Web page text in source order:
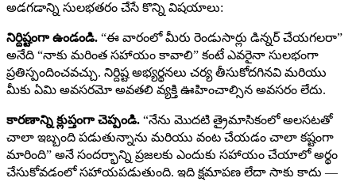
అడగడాన్ని సులభతరం చేసే కొన్ని విషయాలు:
నిర్దిష్టంగా ఉండండి. “ఈ వారంలో మీరు రెండుసార్లు డిన్నర్ చేయగలరా”
అనేది “నాకు మరింత సహాయం కావాలి” కంటే ఎవరైనా సులభంగా
ప్రతిస్పందించవచ్చు. నిర్దిష్ట అభ్యర్థనలు చర్య తీసుకోదగినవి మరియు
మీకు ఏమి అవసరమో అవతలి వ్యక్తి ఊహించాల్సిన అవసరం లేదు.
కారణాన్ని క్లుప్తంగా చెప్పండి. “నేను మొదటి త్రైమాసికంలో అలసటతో
చాలా ఇబ్బంది పడుతున్నాను మరియు వంట చేయడం చాలా కష్టంగా
మారింది” అనే సందర్భాన్ని ప్రజలకు ఎందుకు సహాయం చేయాలో అర్థం
చేసుకోవడంలో సహాయపడుతుంది. ఇది క్షమాపణ లేదా సాకు కాదు —